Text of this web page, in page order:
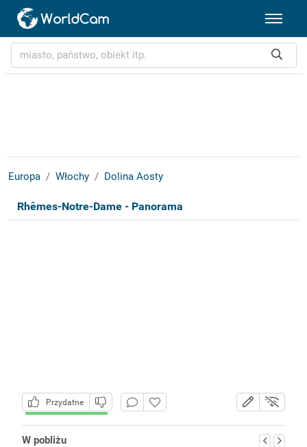
Europa Włochy Dolina Aosty
Rhêmes-Notre-Dame - Panorama
Przydatne
W pobliżu